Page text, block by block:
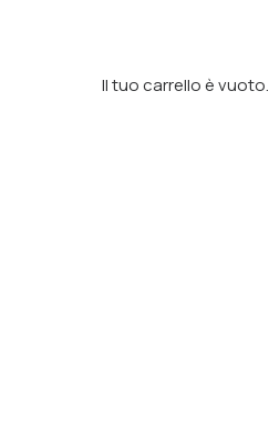
Il tuo carrello è vuoto.